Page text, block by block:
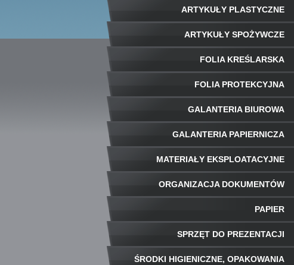
ARTYKUŁY PLASTYCZNE
ARTYKUŁY SPOŻYWCZE
FOLIA KREŚLARSKA
FOLIA PROTEKCYJNA
GALANTERIA BIUROWA
GALANTERIA PAPIERNICZA
MATERIAŁY EKSPLOATACYJNE
ORGANIZACJA DOKUMENTÓW
PAPIER
SPRZĘT DO PREZENTACJI
ŚRODKI HIGIENICZNE, OPAKOWANIA